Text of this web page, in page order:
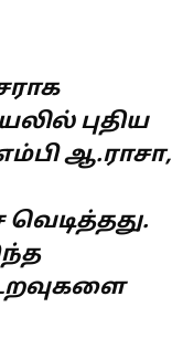
புதிய
ஆ.ராசா,